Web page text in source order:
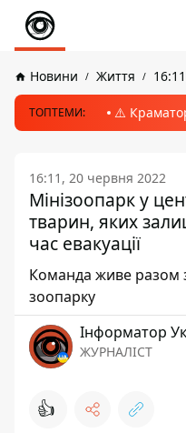
Новини Життя
ТОПТЕМИ: ⚠️
16:11, 20 червня 2022
Мінізоопарк у
тварин, яких
час евакуації
Команда живе разом
зоопарку
Інформатор
ЖУРНАЛІСТ
👍